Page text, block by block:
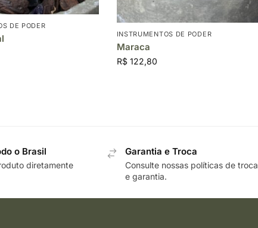
DE PODER
INSTRUMENTOS DE PODER
Maraca
R$122,80
o Brasil
diretamente
Garantia e Troca
Consulte nossas políticas de troca
e garantia.